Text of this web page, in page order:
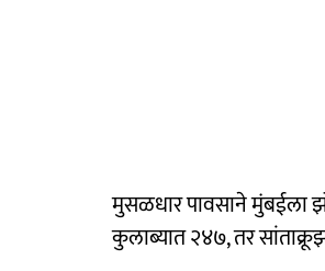
मुसळधार पावसाने मुंबईला
कुलाब्यात २४७, तर